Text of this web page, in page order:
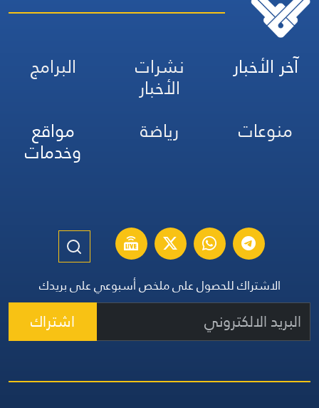
آخر الأخبار نشرات
الأخبار
البرامج
منوعات
رياضة مواقع
وخدمات
الاشتراك للحصول على ملخص أسبوعي على بريدك
اشتراك